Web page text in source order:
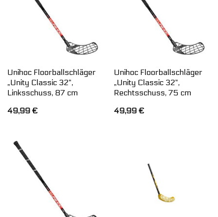
Unihoc Floorballschläger
„Unity Classic 32“,
Linksschuss, 87 cm
49,99 €
Unihoc Floorballschläger
„Unity Classic 32“,
Rechtsschuss, 75 cm
49,99 €